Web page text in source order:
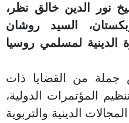
نور الدين خالق نظر،
السيد روشان
الدينية لمسلمي روسيا
جملة من القضايا ذات
المؤتمرات الدولية،
الدينية والتربوية